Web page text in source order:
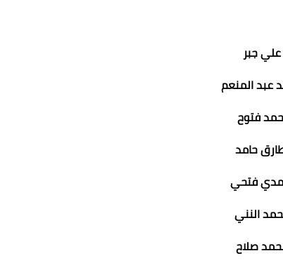
علي جبر
عبد المنعم
فتوح
حامد
فتحي
النني
صلاح